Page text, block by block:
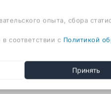
250 мм, ручной душ
опыта, сбора
соответствии с Политикой
Принять